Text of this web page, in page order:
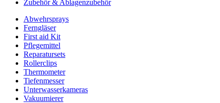
Zubehör & Ablagenzubehör
Abwehrsprays
Ferngläser
First aid Kit
Pflegemittel
Reparatursets
Rollerclips
Thermometer
Tiefenmesser
Unterwasserkameras
Vakuumierer